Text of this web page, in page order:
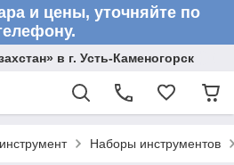
и цены, уточняйте по
в г. Усть-Каменогорск
Наборы инструментов